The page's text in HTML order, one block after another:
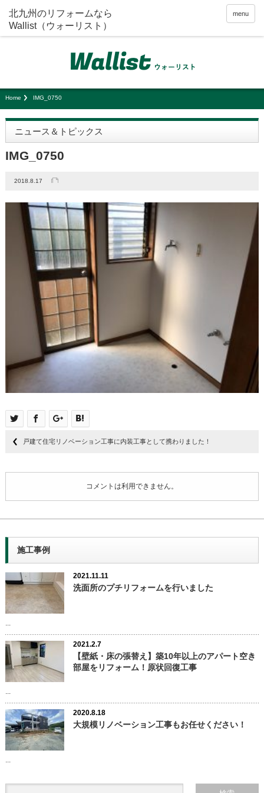
menu
Home IMG_0750
ニュース＆トピックス
IMG_0750
2018.8.17
戸建て住宅リノベーション工事に内装工事として携わりました！
コメントは利用できません。
施工事例
2021.11.11
洗面所のプチリフォームを行いました
2021.2.7
【壁紙・床の張替え】築10年以上のアパート空き
部屋をリフォーム！原状回復工事
2020.8.18
大規模リノベーション工事もお任せください！